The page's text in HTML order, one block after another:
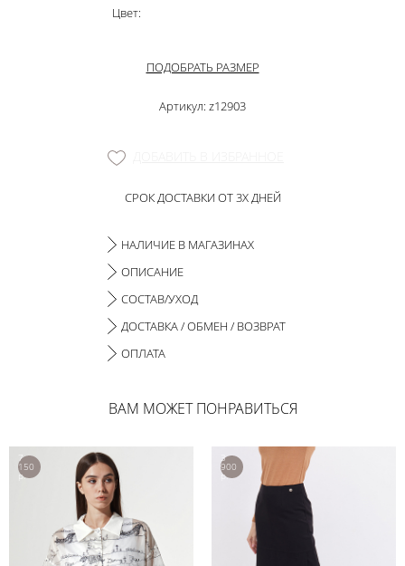
Цвет:
ПОДОБРАТЬ РАЗМЕР
Артикул: z12903
СРОК ДОСТАВКИ ОТ 3Х ДНЕЙ
НАЛИЧИЕ В МАГАЗИНАХ
ОПИСАНИЕ
СОСТАВ/УХОД
ДОСТАВКА / ОБМЕН / ВОЗВРАТ
ОПЛАТА
ВАМ МОЖЕТ ПОНРАВИТЬСЯ
7
150
р.
3
900
р.